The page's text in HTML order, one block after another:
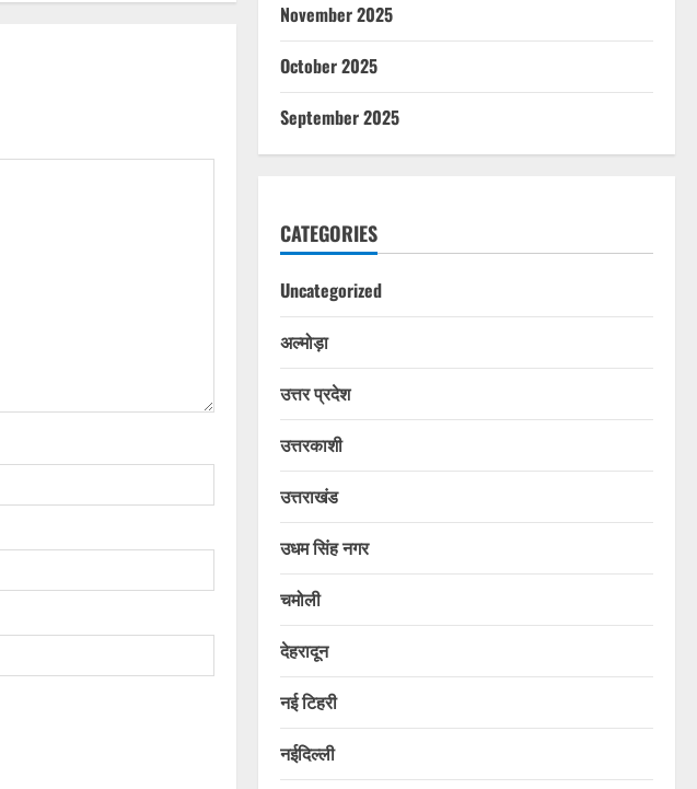
November 2025
October 2025
September 2025
CATEGORIES
Uncategorized
अल्मोड़ा
उत्तर प्रदेश
उत्तरकाशी
उत्तराखंड
उधम सिंह नगर
चमोली
देहरादून
नई टिहरी
नईदिल्ली